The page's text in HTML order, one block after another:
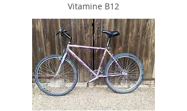
Vitamine B12